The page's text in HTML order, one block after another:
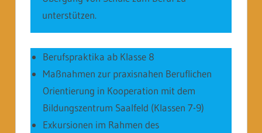
unterstützen.
Berufspraktika ab Klasse 8
Maßnahmen zur praxisnahen Beruflichen
Orientierung in Kooperation mit dem
Bildungszentrum Saalfeld (Klassen 7-9)
Exkursionen im Rahmen des